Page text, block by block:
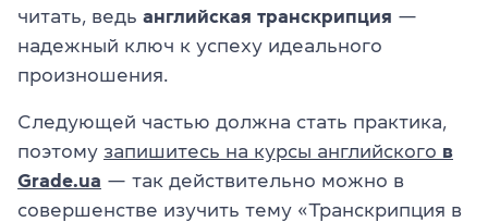
читать, ведь английская транскрипция —
надежный ключ к успеху идеального
произношения.
Следующей частью должна стать практика,
поэтому запишитесь на курсы английского в
Grade.ua — так действительно можно в
совершенстве изучить тему «Транскрипция в